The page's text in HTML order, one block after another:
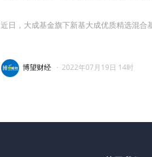
近日，大成基金旗下新基大成优质精选混合
博望财经 · 2022年07月19日 14时